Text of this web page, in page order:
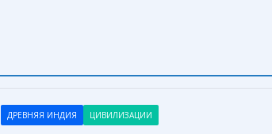
ДРЕВНЯЯ ИНДИЯ ЦИВИЛИЗАЦИИ